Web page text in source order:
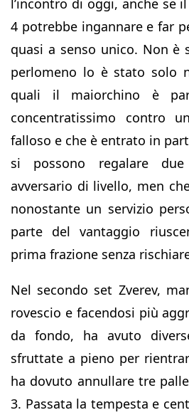
l’incontro di oggi, anche se
4 potrebbe ingannare e far
quasi a senso unico. Non è
perlomeno lo è stato solo
quali il maiorchino è
concentratissimo contro
falloso e che è entrato in
si possono regalare
avversario di livello, men
nonostante un servizio
parte del vantaggio
prima frazione senza
Nel secondo set Zverev,
rovescio e facendosi più
da fondo, ha avuto
sfruttate a pieno per
ha dovuto annullare tre
3. Passata la tempesta e